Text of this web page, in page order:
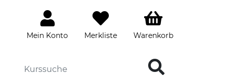
Mein Konto Merkliste Warenkorb